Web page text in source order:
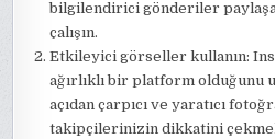
bilgilendirici gönderiler
çalışın.
Etkileyici görseller kullanın:
ağırlıklı bir platform olduğunu
açıdan çarpıcı ve yaratıcı
takipçilerinizin dikkatini